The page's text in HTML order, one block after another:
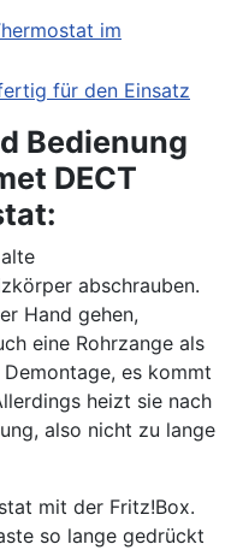
Bedienung
DECT
abschrauben.
Hand gehen,
eine Rohrzange als
es kommt
heizt sie nach
also nicht zu lange
mit der Fritz!Box.
so lange gedrückt